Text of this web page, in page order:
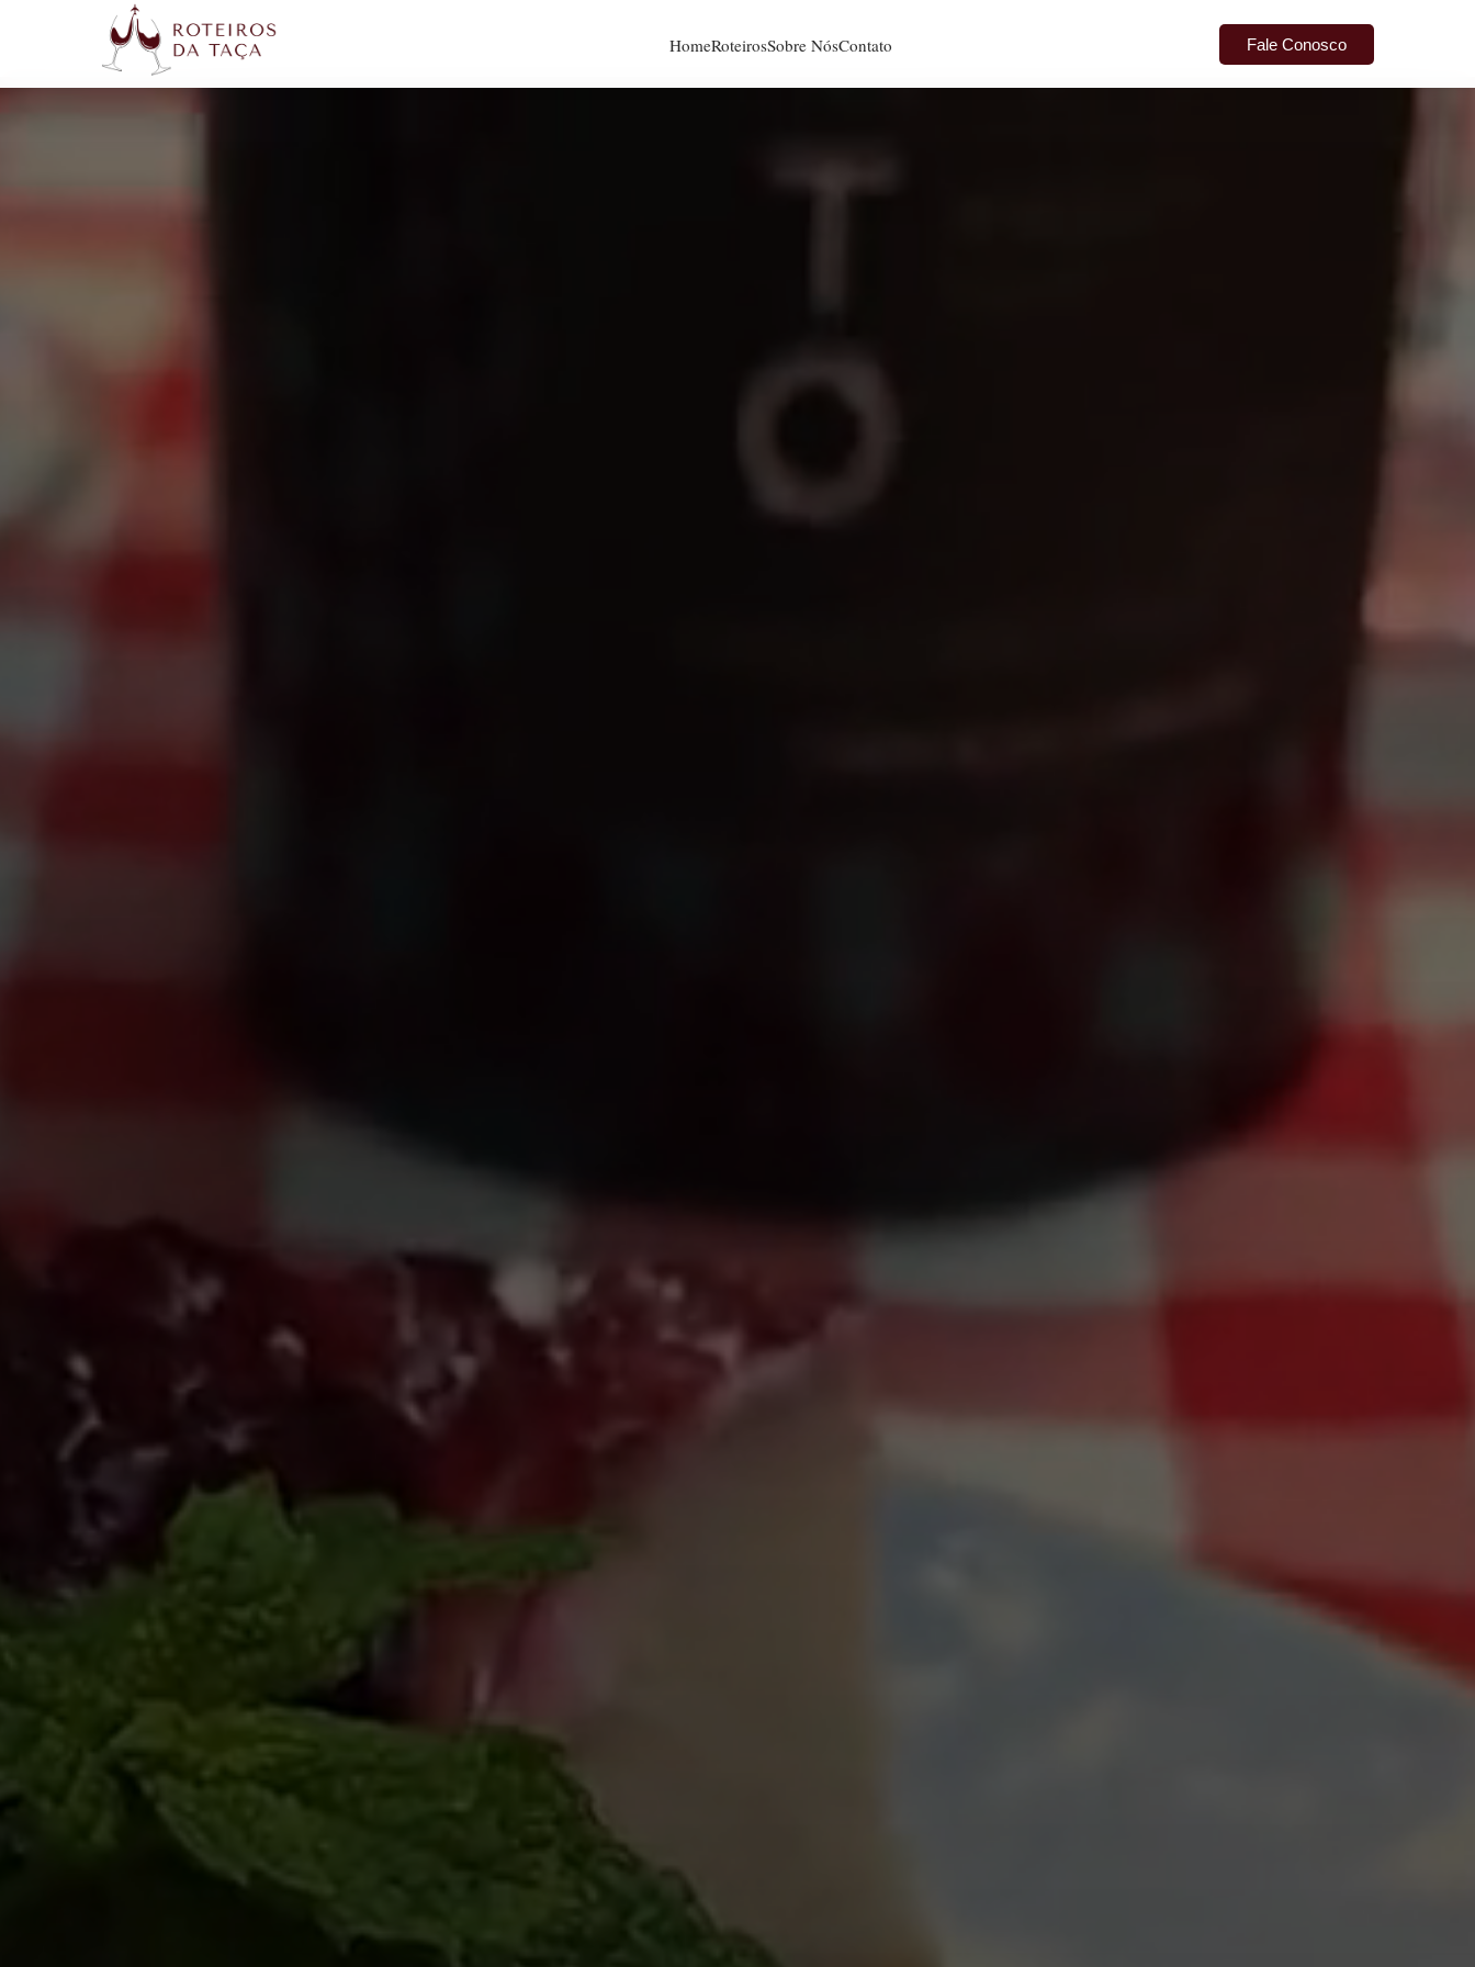
HomeRoteirosSobre NósContato Fale Conosco